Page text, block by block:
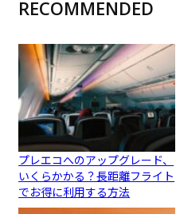
RECOMMENDED
プレエコへのアップグレード、
いくらかかる？長距離フライト
でお得に利用する方法